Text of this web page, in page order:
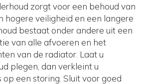
zorgt voor een behoud van
hogere veiligheid en een langere
bestaat onder andere uit een
van alle afvoeren en het
van de radiator. Laat u
plegen, dan verkleint u
een storing. Sluit voor goed